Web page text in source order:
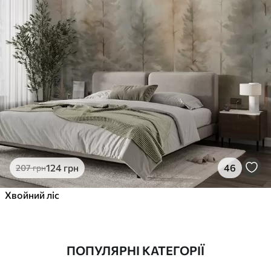
207грн124 грн 46
Хвойний ліс
ПОПУЛЯРНІ КАТЕГОРІЇ